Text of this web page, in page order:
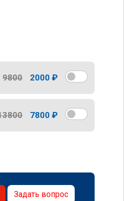
9800 2000 ₽
7800 ₽
Задать вопрос